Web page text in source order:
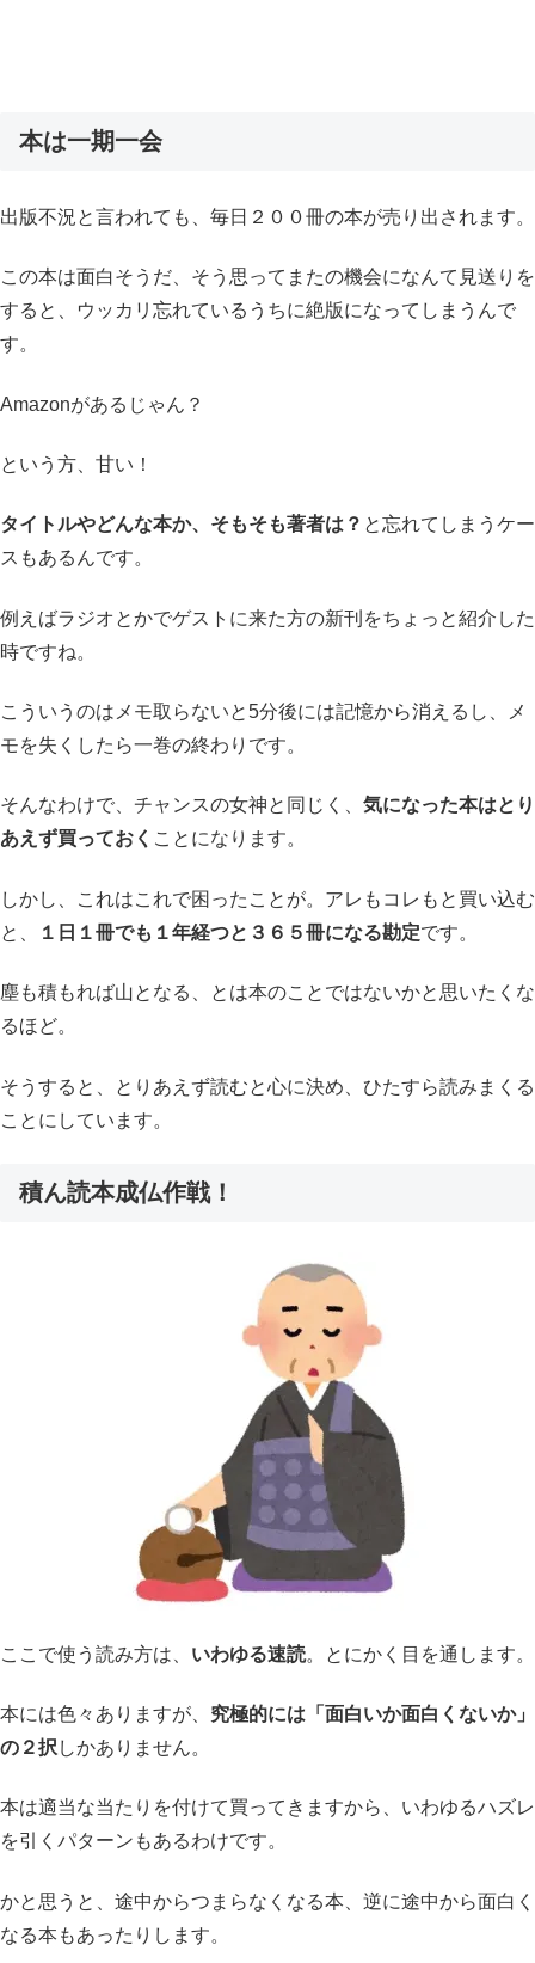
本は一期一会
出版不況と言われても、毎日２００冊の本が売り出されます。
この本は面白そうだ、そう思ってまたの機会になんて見送りを
すると、ウッカリ忘れているうちに絶版になってしまうんで
す。
Amazonがあるじゃん？
という方、甘い！
タイトルやどんな本か、そもそも著者は？ と忘れてしまうケー
スもあるんです。
例えばラジオとかでゲストに来た方の新刊をちょっと紹介した
時ですね。
こういうのはメモ取らないと5分後には記憶から消えるし、メ
モを失くしたら一巻の終わりです。
そんなわけで、チャンスの女神と同じく、 気になった本はとり
あえず買っておく ことになります。
しかし、これはこれで困ったことが。アレもコレもと買い込む
と、
１日１冊でも１年経つと３６５冊になる勘定です。
塵も積もれば山となる、とは本のことではないかと思いたくな
るほど。
そうすると、とりあえず読むと心に決め、ひたすら読みまくる
ことにしています。
積ん読本成仏作戦！
ここで使う読み方は、 いわゆる速読。とにかく目を通します。
本には色々ありますが、 究極的には「面白いか面白くないか」
の２択 しかありません。
本は適当な当たりを付けて買ってきますから、いわゆるハズレ
を引くパターンもあるわけです。
かと思うと、途中からつまらなくなる本、逆に途中から面白く
なる本もあったりします。